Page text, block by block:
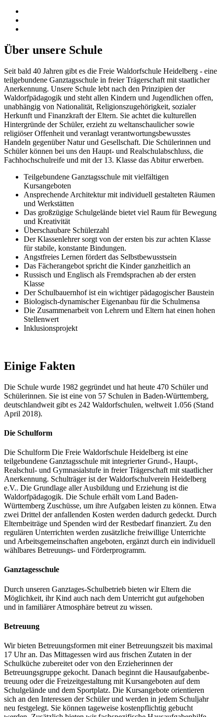
Über unsere Schule
Seit bald 40 Jahren gibt es die Freie Waldorfschule Heidelberg - eine
teilgebundene Ganztagsschule in freier ­Trägerschaft mit staatlicher
Anerkennung. Unsere Schule lebt nach den Prinzipien der
Waldorfpädagogik und steht allen Kindern und Jugendlichen offen,
unabhängig von Nationalität, Religionszugehörigkeit, sozialer
Herkunft und Finanzkraft der Eltern. Sie achtet die kulturellen
Hintergründe der Schüler, erzieht zu weltanschaulicher sowie
religiöser Offenheit und veranlagt verantwortungsbewusstes
Handeln gegenüber Natur und Gesellschaft. Die Schülerinnen und
Schüler können bei uns den Haupt- und Realschulabschluss, die
Fachhochschulreife und mit der 13. Klasse das Abitur erwerben.
Teilgebundene Ganztagsschule mit vielfältigen
Kursangeboten
Ansprechende Architektur mit individuell gestalteten Räumen
und Werkstätten
Das großzügige Schulgelände bietet viel Raum für Bewegung
und Kreativität
Überschaubare Schülerzahl
Der Klassenlehrer sorgt von der ersten bis zur achten Klasse
für stabile, konstante Bindungen.
Angstfreies Lernen fördert das Selbstbewusstsein
Das Fächerangebot spricht die Kinder ganzheitlich an
Russisch und Englisch als Fremdsprachen ab der ersten
Klasse
Der Schulbauernhof ist ein wichtiger pädagogischer Baustein
Biologisch-dynamischer Eigenanbau für die Schulmensa
Die Zusammenarbeit von Lehrern und Eltern hat einen hohen
Stellenwert
Inklusionsprojekt
Einige Fakten
Die Schule wurde 1982 gegründet und hat heute 470 Schüler und
Schülerinnen. Sie ist eine von 57 Schulen in Baden-Württemberg,
deutschlandweit gibt es 242 Waldorfschulen, weltweit 1.056 (Stand
April 2018).
Die Schulform
Die Schulform Die Freie Waldorfschule Heidelberg ist eine
teilgebundene Ganztagsschule mit integrierter Grund-, Haupt-,
Realschul- und Gymnasialstufe in freier ­Trägerschaft mit staatlicher
Anerkennung. Schulträger ist der Waldorfschulverein Heidelberg
e.V.. Die Grundlage aller Ausbildung und Erziehung ist die
Waldorfpädagogik. Die Schule erhält vom Land Baden-
Württemberg Zuschüsse, um ihre ­Aufgaben leisten zu können. Etwa
zwei Drittel der anfallenden Kosten werden dadurch gedeckt. Durch
Elternbeiträge und Spenden wird der Restbedarf finan­ziert. Zu den
regulären Unterrichten werden zusätzliche freiwillige Unterrichte
und Arbeitsgemeinschaften angeboten, ergänzt durch ein individuell
wählbares Betreuungs- und Förderprogramm.
Ganztagesschule
Durch unseren Ganztages-Schulbetrieb bieten wir Eltern die
Möglichkeit, ihr Kind auch nach dem Unterricht gut aufgehoben
und in familiärer Atmosphäre betreut zu wissen.
Betreuung
Wir bieten Betreuungsformen mit einer Betreuungszeit bis maximal
17 Uhr an. Das Mittagessen wird aus frischen ­Zutaten in der
Schulküche zubereitet oder von den Erzieherinnen der
Betreuungsgruppe gekocht. Danach beginnt die Hausaufgabenbe­
treu­ung oder die Freizeitgestaltung mit Kursangeboten auf dem
Schulgelände und dem Sportplatz. Die Kursangebote orientieren
sich an den Interessen der Schüler und werden in jedem Schuljahr
neu festgelegt. Sie können tageweise kostenpflichtig gebucht